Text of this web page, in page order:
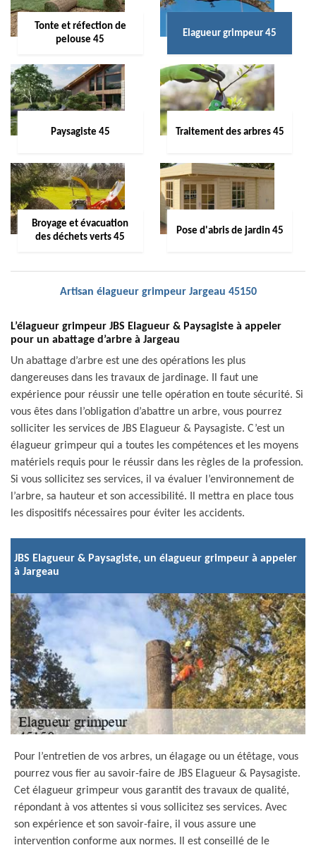
Tonte et réfection de
pelouse 45
Elagueur grimpeur 45
Paysagiste 45 Traitement des arbres 45
Broyage et évacuation
des déchets verts 45
Pose d'abris de jardin 45
Artisan élagueur grimpeur Jargeau 45150
L’élagueur grimpeur JBS Elagueur & Paysagiste à appeler
pour un abattage d’arbre à Jargeau
Un abattage d’arbre est une des opérations les plus
dangereuses dans les travaux de jardinage. Il faut une
expérience pour réussir une telle opération en toute sécurité. Si
vous êtes dans l’obligation d’abattre un arbre, vous pourrez
solliciter les services de JBS Elagueur & Paysagiste. C’est un
élagueur grimpeur qui a toutes les compétences et les moyens
matériels requis pour le réussir dans les règles de la profession.
Si vous sollicitez ses services, il va évaluer l’environnement de
l’arbre, sa hauteur et son accessibilité. Il mettra en place tous
les dispositifs nécessaires pour éviter les accidents.
JBS Elagueur & Paysagiste, un élagueur grimpeur à appeler
à Jargeau
Pour l’entretien de vos arbres, un élagage ou un étêtage, vous
pourrez vous fier au savoir-faire de JBS Elagueur & Paysagiste.
Cet élagueur grimpeur vous garantit des travaux de qualité,
répondant à vos attentes si vous sollicitez ses services. Avec
son expérience et son savoir-faire, il vous assure une
intervention conforme aux normes. Il est conseillé de le